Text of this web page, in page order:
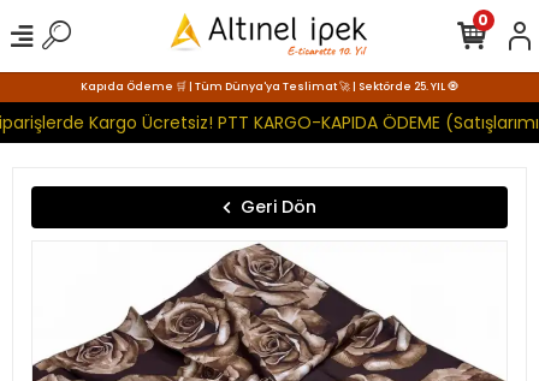
Kapıda Ödeme 🛒 | Tüm Dünya'ya Teslimat 🚀 | Sektörde 25. YIL 🧿
Kargo Ücretsiz! PTT KARGO-KAPIDA ÖDEME
0
Geri Dön